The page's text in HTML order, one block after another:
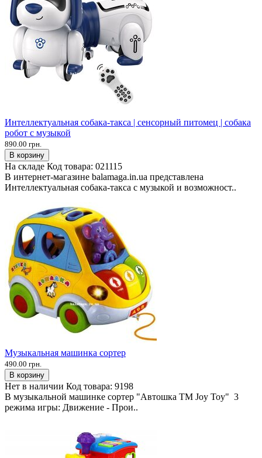
Интеллектуальная собака-такса | сенсорный питомец | собака
робот с музыкой
890.00 грн.
В корзину
На складе Код товара: 021115
В интернет-магазине balamaga.in.ua представлена
Интеллектуальная собака-такса с музыкой и возможност..
Музыкальная машинка сортер
490.00 грн.
В корзину
Нет в наличии Код товара: 9198
В музыкальной машинке сортер "Автошка ТМ Joy Toy" 3
режима игры: Движение - Прои..